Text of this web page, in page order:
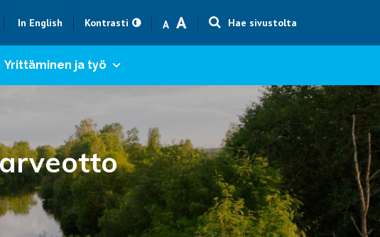
In English Kontrasti A
Text size smaller
AText size bigger
Hae sivustolta
Yrittäminen ja työ